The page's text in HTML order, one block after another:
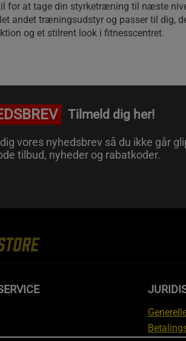
for at tage din styrketræning til næste
andet træningsudstyr og passer til dig,
og et stilrent look i fitnesscentret.
Tilmeld dig her!
vores nyhedsbrev så du ikke går
tilbud, nyheder og rabatkoder.